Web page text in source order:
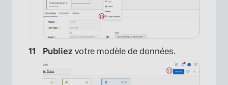
Publiez votre modèle de données.